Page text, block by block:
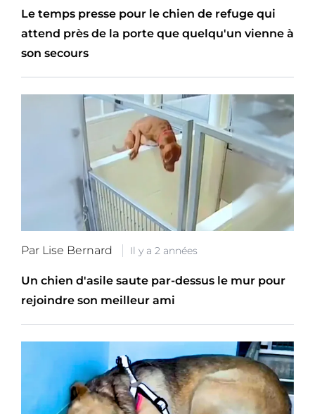
Le temps presse pour le chien de refuge qui
attend près de la porte que quelqu'un vienne à
son secours
Par Lise Bernard Il y a 2 années
Un chien d'asile saute par-dessus le mur pour
rejoindre son meilleur ami